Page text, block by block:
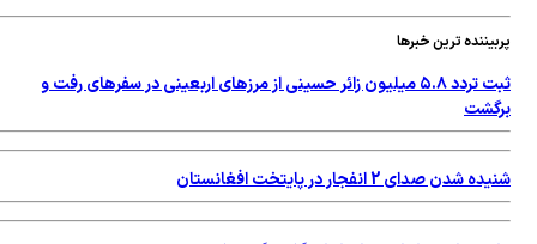
پربیننده ترین خبرها
ثبت تردد ۵.۸ میلیون زائر حسینی از مرزهای اربعینی در سفرهای رفت و
برگشت
شنیده شدن صدای 2 انفجار در پایتخت افغانستان